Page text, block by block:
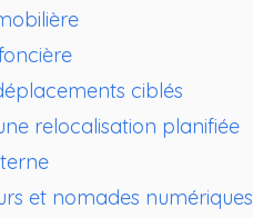
ciblés
relocalisation planifiée
et nomades numériques